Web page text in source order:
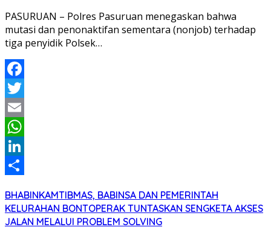
PASURUAN – Polres Pasuruan menegaskan bahwa
mutasi dan penonaktifan sementara (nonjob) terhadap
tiga penyidik Polsek…
Facebook
Twitter
Email
WhatsApp
LinkedIn
BHABINKAMTIBMAS, BABINSA DAN PEMERINTAH
KELURAHAN BONTOPERAK TUNTASKAN SENGKETA AKSES
JALAN MELALUI PROBLEM SOLVING